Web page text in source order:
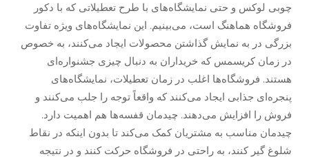
چوبی لوکس و حتی نمایشگاه‌های با طرح تعطیلاتی که با دکور
فروشگاه هماهنگ است، می‌بینیم. این نمایشگاه‌های ویژه تفاوت
بزرگی در به نمایش گذاشتن محصولات ایجاد می‌کنند، به خصوص
در زمان کریسمس که خریداران به دنبال چیزی جشنواره‌ای
هستند. فروشگاه‌ها اغلب در زمان تعطیلات، نمایشگاه‌های
پنجره‌ای جذابی ایجاد می‌کنند که واقعاً توجه را جلب می‌کنند و
فروش را افزایش می‌دهند. چیدمان قفسه‌ها هم اهمیت دارد.
چیدمان مناسب به مشتریان کمک می‌کند تا بدون اینکه در نقاط
شلوغ گیر کنند، به راحتی در فروشگاه حرکت کنند و در نتیجه